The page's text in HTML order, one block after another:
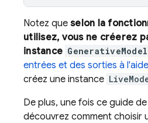
Notez que selon la
utilisez, vous ne créerez
instance GenerativeModel
entrées et des sorties à
créez une instance
De plus, une fois ce guide
découvrez comment choisir